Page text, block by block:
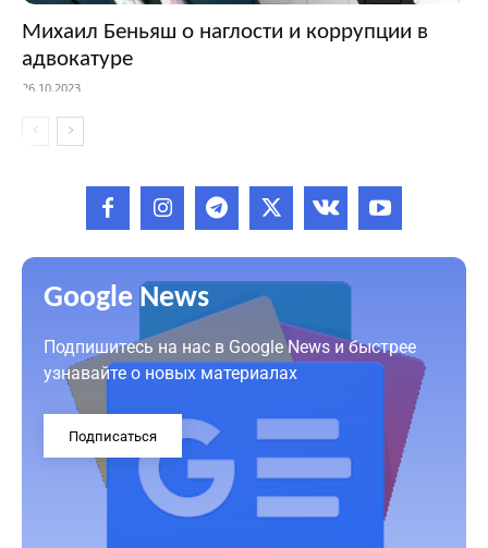
Михаил Беньяш о наглости и коррупции в
адвокатуре
26.10.2023
Google News
Подпишитесь на нас в Google News и быстрее
узнавайте о новых материалах
Подписаться